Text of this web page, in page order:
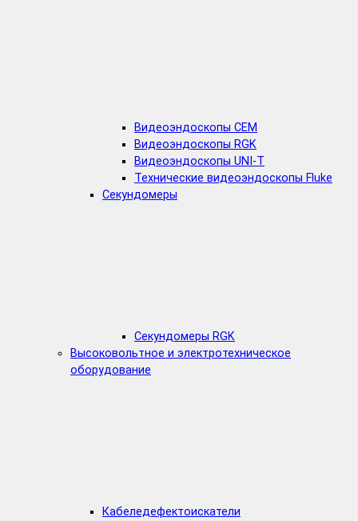
Видеоэндоскопы CEM
Видеоэндоскопы RGK
Видеоэндоскопы UNI-T
Технические видеоэндоскопы Fluke
Секундомеры
Секундомеры RGK
Высоковольтное и электротехническое
оборудование
Кабеледефектоискатели